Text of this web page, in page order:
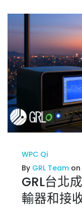
WPC Qi
By GRL Team on
GRL台北
輸器和接